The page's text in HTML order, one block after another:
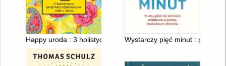
Happy uroda : 3 holistyczne programy upiększające ciało i
Wystarczy pięć minut : prosty